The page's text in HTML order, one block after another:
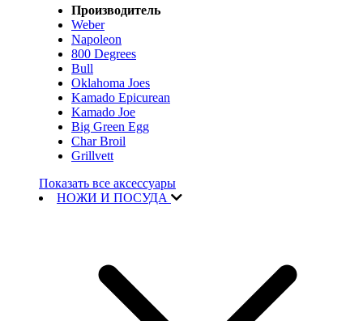
Производитель
Weber
Napoleon
800 Degrees
Bull
Oklahoma Joes
Kamado Epicurean
Kamado Joe
Big Green Egg
Char Broil
Grillvett
Показать все аксессуары
НОЖИ И ПОСУДА